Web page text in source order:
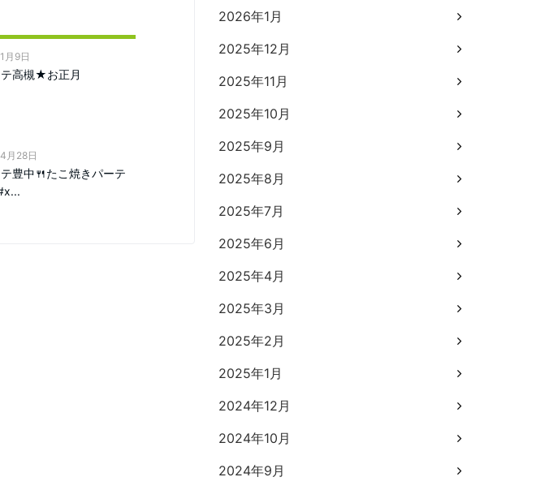
月9日
高槻★お正月
月28日
豊中🍴たこ焼きパーテ
2026年1月
2025年12月
2025年11月
2025年10月
2025年9月
2025年8月
2025年7月
2025年6月
2025年4月
2025年3月
2025年2月
2025年1月
2024年12月
2024年10月
2024年9月